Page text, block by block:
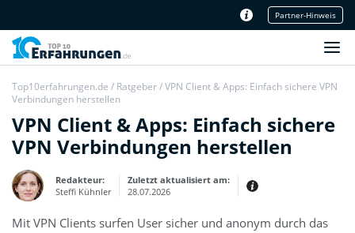
Unser Redaktionsteam
Partner-Hinweis
Top10erfahrungen.de / Ratgeber/VPN Client & Apps: Einfach sichere VPN
Verbindungen herstellen
VPN Client & Apps: Einfach sichere
VPN Verbindungen herstellen
Redakteur:
Steffi Kühnler
Zuletzt aktualisiert am:
28.07.2026
Thema:
Mit VPN Clients surfen User sicher und anonym durch das